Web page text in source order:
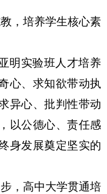
，培养学生核心素
明实验班人才培养
心、求知欲带动执
异心、批判性带动
以公德心、责任感
身发展奠定坚实的
，高中大学贯通培